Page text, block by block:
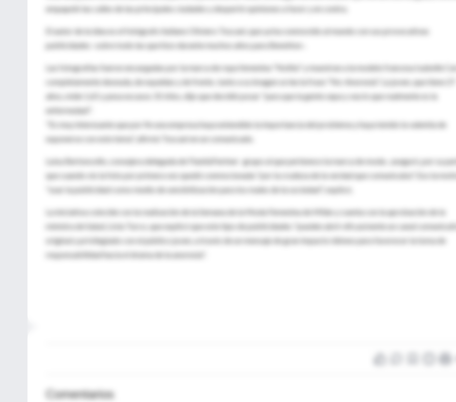
empapeló las calles de las principales ciudades y despertó opiniones a favor y en contra.
El autor de la idea es el fotógrafo italiano Oliviero Toscani, que ya ha conmovido al mundo con sus provocativas
publicidades -sobre todo las que hizo durante muchos años para Benetton-.
Las fotografías fueron encargadas por la marca de ropa femenina "Nolita" y muestran a la modelo francesa Isabelle
completamente desnuda, de espaldas y de frente. Junto a su imagen se lee la frase "No-Anorexia". La joven, que tiene 27
años, mide 1,65 y pesa escasos 31 kilos, dijo que decidió posar "para que la gente sepa y vea lo que realmente es la
enfermedad".
"Es muy interesante que por fin una empresa haya entendido la importancia del problema y haya tenido la valentía de
exponerse con este tema", afirmó Toscani en un comunicado.
Luisa Bertoncello, consejera delegada de Flash&Partner -grupo al que pertenece la marca de moda-, aseguró, por su
que cuando vio la foto por primera vez quedó conmocionada "por la crudeza de la verdad que comunicaba". Eso la
"usar la publicidad como medio de sensibilización para los males de la sociedad", explicó.
La iniciativa coincide con la realización de la Semana de la Moda Femenina de Milán y cuenta con la aprobación de la
ministra de Salud, Livia Turco, que explicó que este tipo de publicidades "pueden abrir eficazmente un canal
original y privilegiado con el público joven, a través de un mensaje de gran impacto idóneo para favorecer la toma de
responsabilidad hacia el drama de la anorexia".
Comentarios